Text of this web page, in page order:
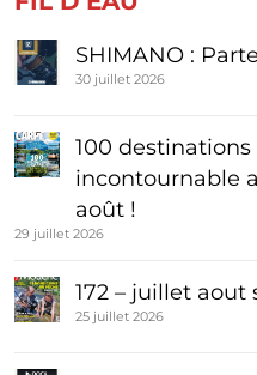
SHIMANO :
30 juillet 2026
100
incontournable
août !
29 juillet 2026
172 – juillet
25 juillet 2026